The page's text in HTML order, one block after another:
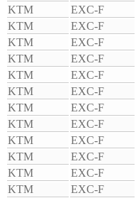
KTM
EXC-F
KTM
EXC-F
KTM
EXC-F
KTM
EXC-F
KTM
EXC-F
KTM
EXC-F
KTM
EXC-F
KTM
EXC-F
KTM
EXC-F
KTM
EXC-F
KTM
EXC-F
KTM
EXC-F